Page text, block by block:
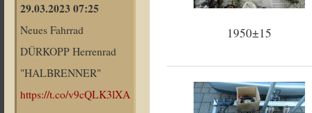
29.03.2023 07:25
Neues Fahrrad
DÜRKOPP Herrenrad
"HALBRENNER"
https://t.co/v9cQLK3lXA
1950±15